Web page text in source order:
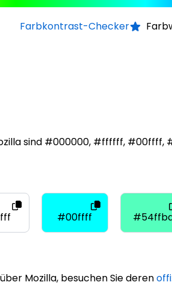
Farbkontrast-Checker
sind #000000, #ffffff,
#00ffff
Mozilla, besuchen Sie deren